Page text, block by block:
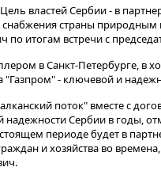
властей Сербии - в
страны
по итогам встречи с
в Санкт-Петербурге, в
"Газпром" - ключевой и
поток" вместе с
надежности Сербии в годы,
периоде будет в
и хозяйства во